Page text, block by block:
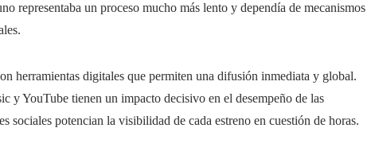
representaba un proceso mucho más lento y dependía de mecanismos
herramientas digitales que permiten una difusión inmediata y global.
y YouTube tienen un impacto decisivo en el desempeño de las
sociales potencian la visibilidad de cada estreno en cuestión de horas.